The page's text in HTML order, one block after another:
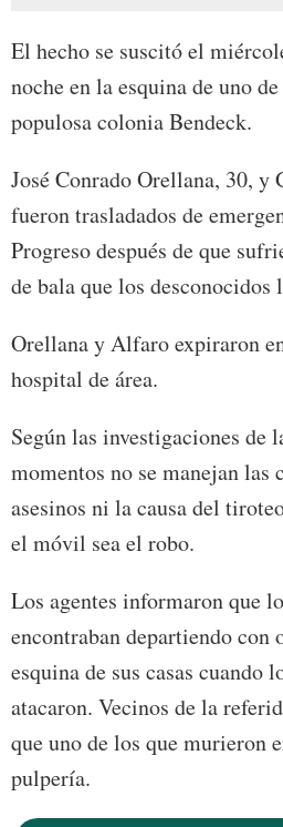
El hecho se suscitó el
noche en la esquina de uno
populosa colonia Bendeck.
José Conrado Orellana, 30, y
fueron trasladados de
Progreso después de que
de bala que los desconocidos
Orellana y Alfaro expiraron
hospital de área.
Según las investigaciones de
momentos no se manejan las
asesinos ni la causa del
el móvil sea el robo.
Los agentes informaron que
encontraban departiendo con
esquina de sus casas cuando
atacaron. Vecinos de la
que uno de los que murieron
pulpería.